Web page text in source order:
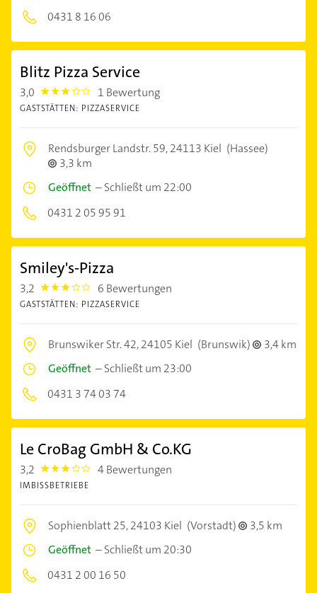
0431 8 16 06
Blitz Pizza Service
3,0 3.0 1 Bewertung
GASTSTÄTTEN: PIZZASERVICE
Rendsburger Landstr. 59,24113 Kiel (Hassee)
3,3 km
Geöffnet –Schließt um 22:00
0431 2 05 95 91
Smiley's-Pizza
3,2 3.2 6 Bewertungen
GASTSTÄTTEN: PIZZASERVICE
Brunswiker Str. 42,24105 Kiel (Brunswik)
3,4 km
Geöffnet –Schließt um 23:00
0431 3 74 03 74
Le CroBag GmbH & Co.KG
3,2 3.2 4 Bewertungen
IMBISSBETRIEBE
Sophienblatt 25,24103 Kiel (Vorstadt)
3,5 km
Geöffnet –Schließt um 20:30
0431 2 00 16 50